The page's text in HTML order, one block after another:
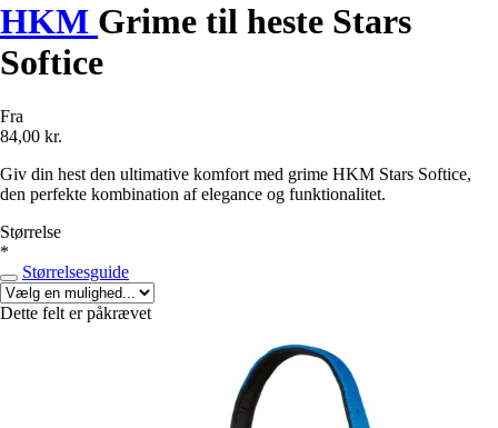
HKM Grime til heste Stars
Softice
Fra
84,00 kr.
Giv din hest den ultimative komfort med grime HKM Stars Softice,
den perfekte kombination af elegance og funktionalitet.
Størrelse
*
Størrelsesguide
Dette felt er påkrævet